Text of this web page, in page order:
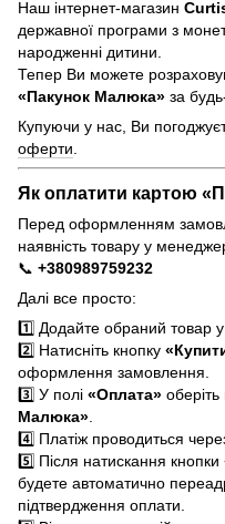
Наш інтернет-магазин
державної програми з
народженні дитини.
Тепер Ви можете
«Пакунок Малюка» за
Купуючи у нас, Ви
оферти.
Як оплатити картою
Перед оформленням
наявність товару у
📞 +380989759232
Далі все просто:
1️⃣ Додайте обраний товар
2️⃣ Натисніть кнопку
оформлення замовлення.
3️⃣ У полі «Оплата» оберіть
Малюка».
4️⃣ Платіж проводиться
5️⃣ Після натискання кнопки
будете автоматично
підтвердження оплати.